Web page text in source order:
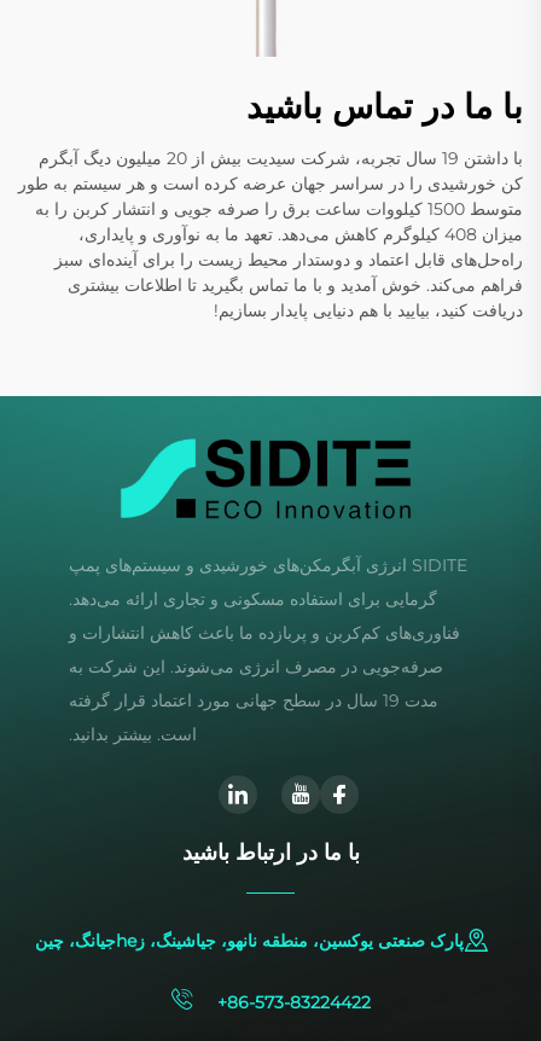
با ما در تماس باشید
با داشتن 19 سال تجربه، شرکت سیدیت بیش از 20 میلیون دیگ آبگرم
کن خورشیدی را در سراسر جهان عرضه کرده است و هر سیستم به طور
متوسط 1500 کیلووات ساعت برق را صرفه جویی و انتشار کربن را به
میزان 408 کیلوگرم کاهش می‌دهد. تعهد ما به نوآوری و پایداری،
راه‌حل‌های قابل اعتماد و دوستدار محیط زیست را برای آینده‌ای سبز
فراهم می‌کند. خوش آمدید و با ما تماس بگیرید تا اطلاعات بیشتری
دریافت کنید، بیایید با هم دنیایی پایدار بسازیم!
SIDITE انرژی آبگرمکن‌های خورشیدی و سیستم‌های پمپ
گرمایی برای استفاده مسکونی و تجاری ارائه می‌دهد.
فناوری‌های کم‌کربن و پربازده ما باعث کاهش انتشارات و
صرفه‌جویی در مصرف انرژی می‌شوند. این شرکت به
مدت 19 سال در سطح جهانی مورد اعتماد قرار گرفته
است. بیشتر بدانید.
با ما در ارتباط باشید
پارک صنعتی یوکسین، منطقه نانهو، جیاشینگ، زheجیانگ، چین
+86-573-83224422